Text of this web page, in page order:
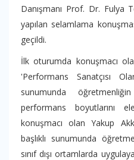
Danışmanı Prof. Dr. Fulya
yapılan selamlama
geçildi.
İlk oturumda konuşmacı
'Performans Sanatçısı
sunumunda
performans boyutlarını
konuşmacı olan Yakup
başlıklı sunumunda
sınıf dışı ortamlarda